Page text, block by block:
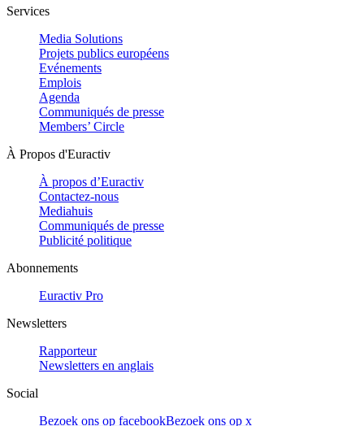
Services
Media Solutions
Projets publics européens
Evénements
Emplois
Agenda
Communiqués de presse
Members’ Circle
À Propos d'Euractiv
À propos d’Euractiv
Contactez-nous
Mediahuis
Communiqués de presse
Publicité politique
Abonnements
Euractiv Pro
Newsletters
Rapporteur
Newsletters en anglais
Social
Bezoek ons op facebookBezoek ons op x